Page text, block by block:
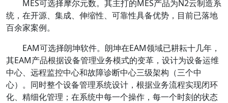
MES可选择摩尔元数。其主打的MES产品为N2云制造系
统，在开源、集成、伸缩性、可靠性具备优势，目前已落地
百余家案例。
EAM可选择朗坤软件。朗坤在EAM领域已耕耘十几年，
其EAM产品根据设备管理业务模式的变革，设计为设备运维
中心、远程监控中心和故障诊断中心三级架构（三个中
心）。同时整个设备管理系统设计，根据业务流程实现闭环
化、精细化管理；在系统中每一个操作，每一个时刻的状态